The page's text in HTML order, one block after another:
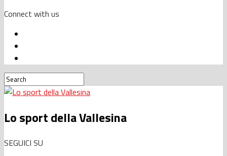
Connect with us
Lo sport della Vallesina
SEGUICI SU